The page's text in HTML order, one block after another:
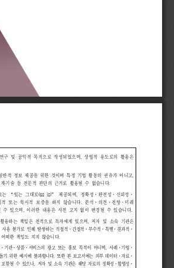
연구 및 공익적 목적으로 작성되었으며 , 상업적 용도로의 활용은
반적 정보 제공을 위한 것이며 특정 기업 활동의 권유가 아니고 ,
.기술 등 전문적 판단의 근거로 활용될 수 없습니다 .
는 있는 그대로(as is)” 제공되며 , 정확성· 완전성· 신뢰성
적 또는 묵시적 보증을 하지 않습니다. 분석· 의견 전망·
미래
수 있으며, 이러한 내용은 사전 고지 없이 변경될 수 있습니다.
활용하는 책임은 전적으로 독자에게 있으며 저자 및 소속
기관은
사용 불가로 인해 발생하는 직접적 · 간접적 · 부수적 · 특별 · 결과적
·
어떠한 책임도 지지 않습니다
.
기관 · 상품 · 서비스의 광고 또는 홍보 목적이 아니며 , 사례 기업 ·
위한 예시에 불과합니다 . 또한 본 보고서에는 외부 데이터 자료 ·
포함될 수 있으나 , 저자 및 소속 기관은 해당 자료의 정확성 · 합법성 ·